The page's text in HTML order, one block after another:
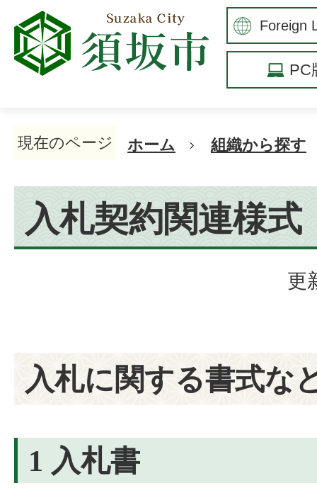
PC
現在のページ ホーム 組織から探す
入札契約関連様式
更
入札に関する書式な
1 入札書